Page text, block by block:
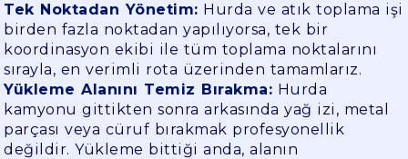
Tek Noktadan Yönetim: Hurda ve atık toplama işi
birden fazla noktadan yapılıyorsa, tek bir
koordinasyon ekibi ile tüm toplama noktalarını
sırayla, en verimli rota üzerinden tamamlarız.
Yükleme Alanını Temiz Bırakma: Hurda
kamyonu gittikten sonra arkasında yağ izi, metal
parçası veya cüruf bırakmak profesyonellik
değildir. Yükleme bittiği anda, alanın